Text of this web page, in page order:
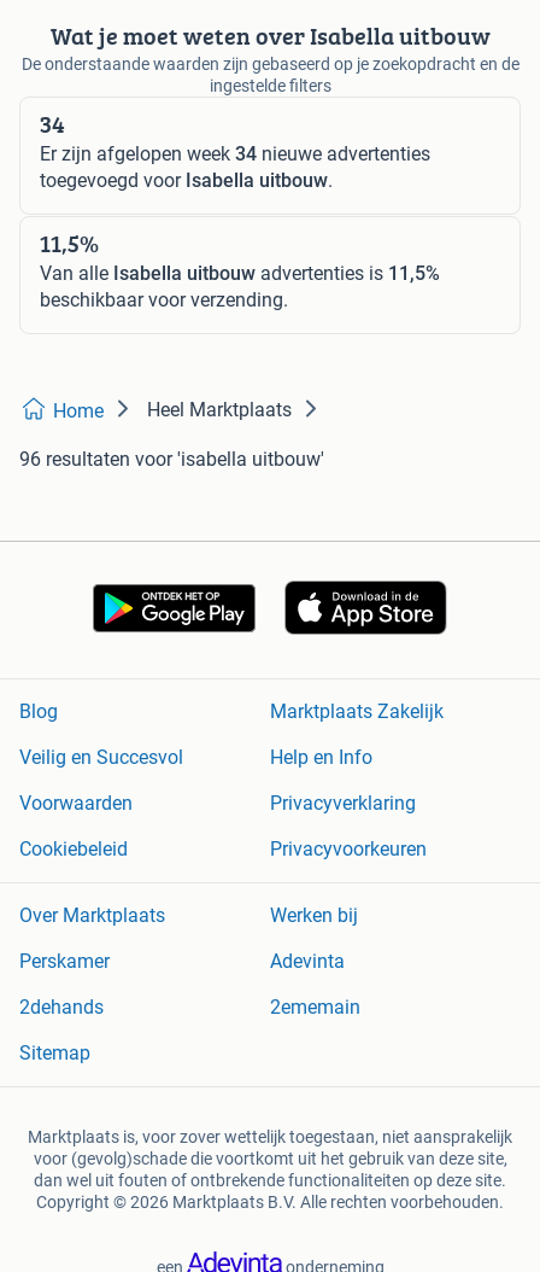
Wat je moet weten over Isabella uitbouw
De onderstaande waarden zijn gebaseerd op je zoekopdracht en de
ingestelde filters
34
Er zijn afgelopen week 34 nieuwe advertenties
toegevoegd voor Isabella uitbouw.
11,5%
Van alle Isabella uitbouw advertenties is 11,5%
beschikbaar voor verzending.
Home Heel Marktplaats
96 resultaten voor 'isabella uitbouw'
Blog
Marktplaats Zakelijk
Veilig en Succesvol
Help en Info
Voorwaarden
Privacyverklaring
Cookiebeleid
Privacyvoorkeuren
Over Marktplaats
Werken bij
Perskamer
Adevinta
2dehands
2ememain
Sitemap
Marktplaats is, voor zover wettelijk toegestaan, niet aansprakelijk
voor (gevolg)schade die voortkomt uit het gebruik van deze site,
dan wel uit fouten of ontbrekende functionaliteiten op deze site.
Copyright © 2026 Marktplaats B.V. Alle rechten voorbehouden.
een onderneming